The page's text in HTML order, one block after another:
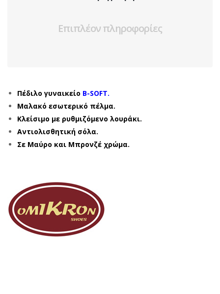
Επιπλέον πληροφορίες
Πέδιλο γυναικείο B-SOFT.
Μαλακό εσωτερικό πέλμα.
Κλείσιμο με ρυθμιζόμενο λουράκι.
Αντιολισθητική σόλα.
Σε Μαύρο και Μπρονζέ χρώμα.